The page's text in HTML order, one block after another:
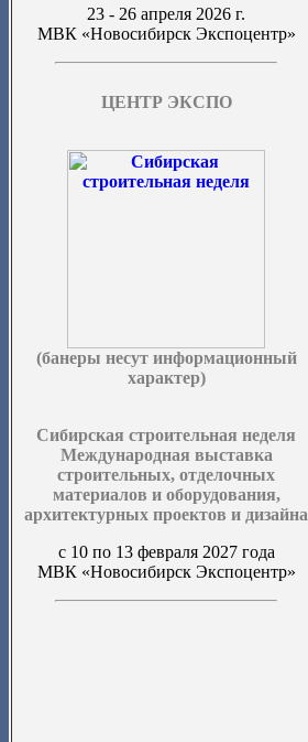
23 - 26 апреля 2026 г.
МВК «Новосибирск Экспоцентр»
ЦЕНТР ЭКСПО
(банеры несут информационный
характер)
Сибирская строительная неделя
Международная выставка
строительных, отделочных
материалов и оборудования,
архитектурных проектов и дизайна
с 10 по 13 февраля 2027 года
МВК «Новосибирск Экспоцентр»